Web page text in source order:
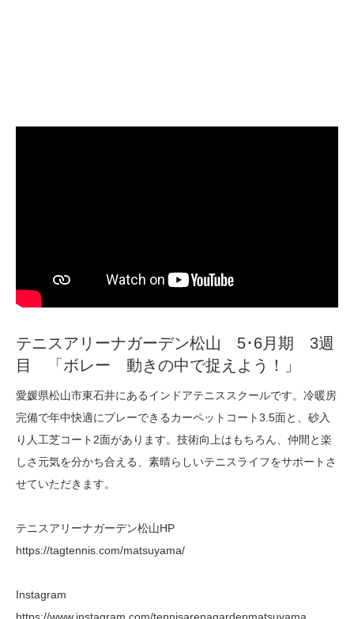
テニスアリーナガーデン松山 5･6月期 3週
目 「ボレー 動きの中で捉えよう！」
愛媛県松山市東石井にあるインドアテニススクールです。冷暖房
完備で年中快適にプレーできるカーペットコート3.5面と、砂入
り人工芝コート2面があります。技術向上はもちろん、仲間と楽
しさ元気を分かち合える、素晴らしいテニスライフをサポートさ
せていただきます。
テニスアリーナガーデン松山HP
https://tagtennis.com/matsuyama/
Instagram